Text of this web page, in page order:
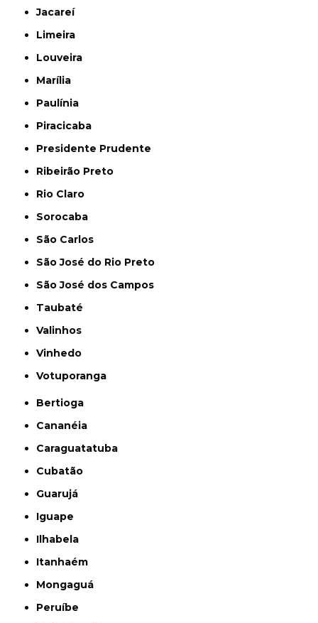
Jacareí
Limeira
Louveira
Marília
Paulínia
Piracicaba
Presidente Prudente
Ribeirão Preto
Rio Claro
Sorocaba
São Carlos
São José do Rio Preto
São José dos Campos
Taubaté
Valinhos
Vinhedo
Votuporanga
Bertioga
Cananéia
Caraguatatuba
Cubatão
Guarujá
Iguape
Ilhabela
Itanhaém
Mongaguá
Peruíbe